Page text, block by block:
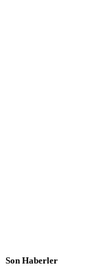
Son Haberler